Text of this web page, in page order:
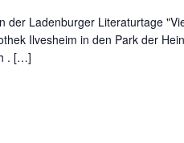
der Ladenburger Literaturtage
Ilvesheim in den Park der
. […]